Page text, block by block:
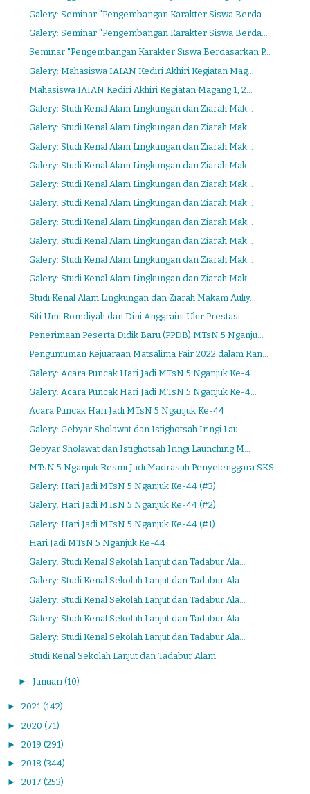
Galery: Seminar "Pengembangan Karakter Siswa Berda...
Galery: Seminar "Pengembangan Karakter Siswa Berda...
Seminar "Pengembangan Karakter Siswa Berdasarkan P...
Galery: Mahasiswa IAIAN Kediri Akhiri Kegiatan Mag...
Mahasiswa IAIAN Kediri Akhiri Kegiatan Magang 1, 2...
Galery: Studi Kenal Alam Lingkungan dan Ziarah Mak...
Galery: Studi Kenal Alam Lingkungan dan Ziarah Mak...
Galery: Studi Kenal Alam Lingkungan dan Ziarah Mak...
Galery: Studi Kenal Alam Lingkungan dan Ziarah Mak...
Galery: Studi Kenal Alam Lingkungan dan Ziarah Mak...
Galery: Studi Kenal Alam Lingkungan dan Ziarah Mak...
Galery: Studi Kenal Alam Lingkungan dan Ziarah Mak...
Galery: Studi Kenal Alam Lingkungan dan Ziarah Mak...
Galery: Studi Kenal Alam Lingkungan dan Ziarah Mak...
Galery: Studi Kenal Alam Lingkungan dan Ziarah Mak...
Studi Kenal Alam Lingkungan dan Ziarah Makam Auliy...
Siti Umi Romdiyah dan Dini Anggraini Ukir Prestasi...
Penerimaan Peserta Didik Baru (PPDB) MTsN 5 Nganju...
Pengumuman Kejuaraan Matsalima Fair 2022 dalam Ran...
Galery: Acara Puncak Hari Jadi MTsN 5 Nganjuk Ke-4...
Galery: Acara Puncak Hari Jadi MTsN 5 Nganjuk Ke-4...
Acara Puncak Hari Jadi MTsN 5 Nganjuk Ke-44
Galery: Gebyar Sholawat dan Istighotsah Iringi Lau...
Gebyar Sholawat dan Istighotsah Iringi Launching M...
MTsN 5 Nganjuk Resmi Jadi Madrasah Penyelenggara SKS
Galery: Hari Jadi MTsN 5 Nganjuk Ke-44 (#3)
Galery: Hari Jadi MTsN 5 Nganjuk Ke-44 (#2)
Galery: Hari Jadi MTsN 5 Nganjuk Ke-44 (#1)
Hari Jadi MTsN 5 Nganjuk Ke-44
Galery: Studi Kenal Sekolah Lanjut dan Tadabur Ala...
Galery: Studi Kenal Sekolah Lanjut dan Tadabur Ala...
Galery: Studi Kenal Sekolah Lanjut dan Tadabur Ala...
Galery: Studi Kenal Sekolah Lanjut dan Tadabur Ala...
Galery: Studi Kenal Sekolah Lanjut dan Tadabur Ala...
Studi Kenal Sekolah Lanjut dan Tadabur Alam
► Januari (10)
► 2021 (142)
► 2020 (71)
► 2019 (291)
► 2018 (344)
► 2017 (253)